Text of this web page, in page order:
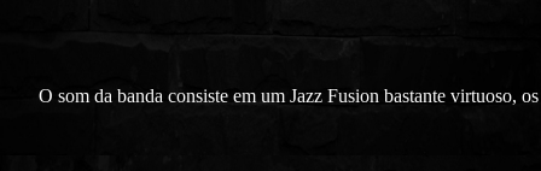
O som da banda consiste em um Jazz Fusion bastante virtuoso, os